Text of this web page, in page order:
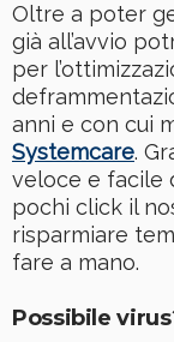
Oltre a poter
già all’avvio
per
anni e con cui
Systemcare.
veloce e facile
pochi click il
risparmiare
fare a mano.
Possibile